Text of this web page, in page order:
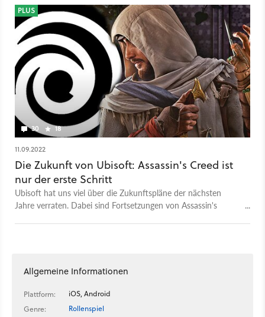
30 18
PLUS
11.09.2022
Die Zukunft von Ubisoft: Assassin's Creed ist
nur der erste Schritt
Ubisoft hat uns viel über die Zukunftspläne der nächsten
Jahre verraten. Dabei sind Fortsetzungen von Assassin's
Allgemeine Informationen
Plattform:
iOS, Android
Genre:
Rollenspiel